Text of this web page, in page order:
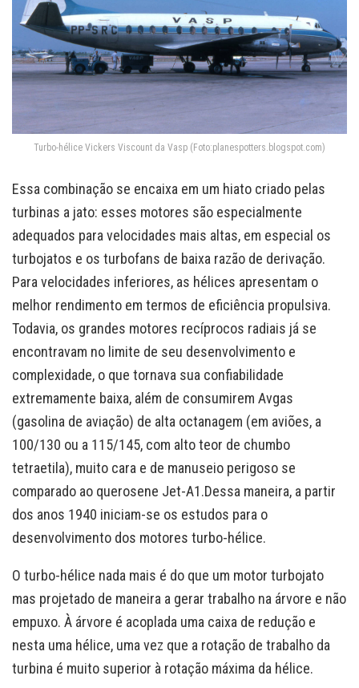
Turbo-hélice Vickers Viscount da Vasp (Foto:planespotters.blogspot.com)
Essa combinação se encaixa em um hiato criado pelas
turbinas a jato: esses motores são especialmente
adequados para velocidades mais altas, em especial os
turbojatos e os turbofans de baixa razão de derivação.
Para velocidades inferiores, as hélices apresentam o
melhor rendimento em termos de eficiência propulsiva.
Todavia, os grandes motores recíprocos radiais já se
encontravam no limite de seu desenvolvimento e
complexidade, o que tornava sua confiabilidade
extremamente baixa, além de consumirem Avgas
(gasolina de aviação) de alta octanagem (em aviões, a
100/130 ou a 115/145, com alto teor de chumbo
tetraetila), muito cara e de manuseio perigoso se
comparado ao querosene Jet-A1.Dessa maneira, a partir
dos anos 1940 iniciam-se os estudos para o
desenvolvimento dos motores turbo-hélice.
O turbo-hélice nada mais é do que um motor turbojato
mas projetado de maneira a gerar trabalho na árvore e não
empuxo. À árvore é acoplada uma caixa de redução e
nesta uma hélice, uma vez que a rotação de trabalho da
turbina é muito superior à rotação máxima da hélice.